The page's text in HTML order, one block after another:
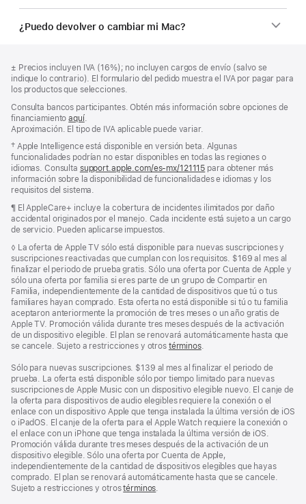
¿Puedo devolver o cambiar mi Mac?
de
página
a
pie
página
Nota
al
pie
± Precios incluyen IVA (16%); no incluyen cargos de envío (salvo se
indique lo contrario). El formulario del pedido muestra el IVA por pagar para
los productos que selecciones.
Consulta bancos participantes. Obtén más información sobre opciones de
financiamientoaquí.
abre
una
pestaña
nueva)
Aproximación. El tipo de IVA aplicable puede variar.
Nota
al
pie
† Apple Intelligence está disponible en versión beta. Algunas
funcionalidades podrían no estar disponibles en todas las regiones o
idiomas. Consulta support.apple.com/es-mx/121115 (se
abre
nueva
ventana)
para obtener más
información sobre la disponibilidad de funcionalidades e idiomas y los
requisitos del sistema.
Nota
al
pie
¶ El AppleCare+ incluye la cobertura de incidentes ilimitados por daño
accidental originados por el manejo. Cada incidente está sujeto a un cargo
de servicio. Pueden aplicarse impuestos.
Nota
al
pie
◊ La oferta de Apple TV sólo está disponible para nuevas suscripciones y
suscripciones reactivadas que cumplan con los requisitos. $169 al mes al
finalizar el periodo de prueba gratis. Sólo una oferta por Cuenta de Apple y
sólo una oferta por familia si eres parte de un grupo de Compartir en
Familia, independientemente de la cantidad de dispositivos que tú o tus
familiares hayan comprado. Esta oferta no está disponible si tú o tu familia
aceptaron anteriormente la promoción de tres meses o un año gratis de
Apple TV. Promoción válida durante tres meses después de la activación
de un dispositivo elegible. El plan se renovará automáticamente hasta que
se cancele. Sujeto a restricciones y otros términos.
Sólo para nuevas suscripciones. $139 al mes al finalizar el periodo de
prueba. La oferta está disponible sólo por tiempo limitado para nuevas
suscripciones de Apple Music con un dispositivo elegible nuevo. El canje de
la oferta para dispositivos de audio elegibles requiere la conexión o el
enlace con un dispositivo Apple que tenga instalada la última versión de iOS
o iPadOS. El canje de la oferta para el Apple Watch requiere la conexión o
el enlace con un iPhone que tenga instalada la última versión de iOS.
Promoción válida durante tres meses después de la activación de un
dispositivo elegible. Sólo una oferta por Cuenta de Apple,
independientemente de la cantidad de dispositivos elegibles que hayas
comprado. El plan se renovará automáticamente hasta que se cancele.
Sujeto a restricciones y otrostérminos